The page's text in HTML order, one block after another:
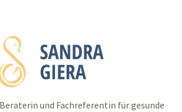
und Fachreferentin für gesunde